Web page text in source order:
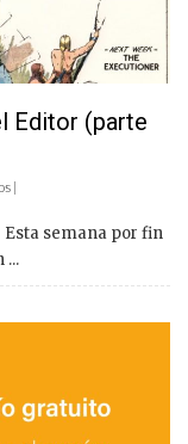
Editor (parte
|
semana por fin
...